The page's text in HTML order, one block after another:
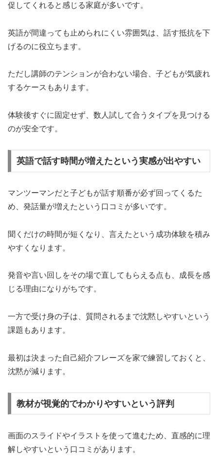
促してくれると感じる家庭が多いです。
英語が間違っても止められにくい雰囲気は、話す抵抗を下
げるのに役立ちます。
ただし講師のテンションが合わない場合、子どもが気疲れ
するケースもあります。
体験後すぐに固定せず、数人試して合うタイプを見つける
のが安全です。
英語で話す時間が増えたという実感が出やすい
マンツーマンだと子どもが話す順番が必ず回ってくるた
め、発話量が増えたという口コミが多いです。
聞くだけの時間が短くなり、言えたという成功体験を積み
やすくなります。
発音や言い回しをその場で直してもらえる点も、成長を感
じる理由になりがちです。
一方で受け身の子は、質問されるまで沈黙しやすいという
課題もあります。
最初は決まった自己紹介フレーズを家で練習しておくと、
沈黙が減ります。
教材が視覚的でわかりやすいという評判
画面のスライドやイラストを使って進むため、直感的に理
解しやすいという口コミがあります。